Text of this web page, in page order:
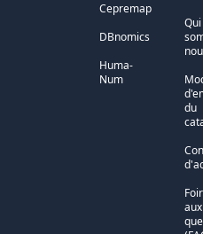
Cepremap
DBnomics
Huma-
Num
Qui
du
aux